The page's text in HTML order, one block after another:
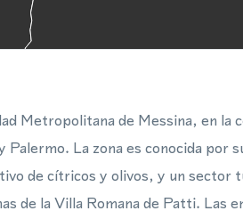
Metropolitana de Messina, en la
La zona es conocida por
de cítricos y olivos, y un
de la Villa Romana de Patti. Las